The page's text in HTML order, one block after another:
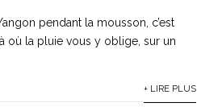
pendant la mousson, c’est
où la pluie vous y oblige, sur un
+ LIRE PLUS